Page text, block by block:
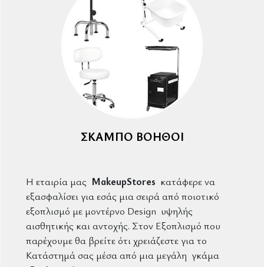
ΣΚΑΜΠΌ ΒΟΗΘΟΊ
Η εταιρία μας MakeupStores κατάφερε να
εξασφαλίσει για εσάς μια σειρά από ποιοτικό
εξοπλισμό με μοντέρνο Design υψηλής
αισθητικής και αντοχής. Στον Εξοπλισμό που
παρέχουμε θα βρείτε ότι χρειάζεστε για το
Κατάστημά σας μέσα από μια μεγάλη γκάμα